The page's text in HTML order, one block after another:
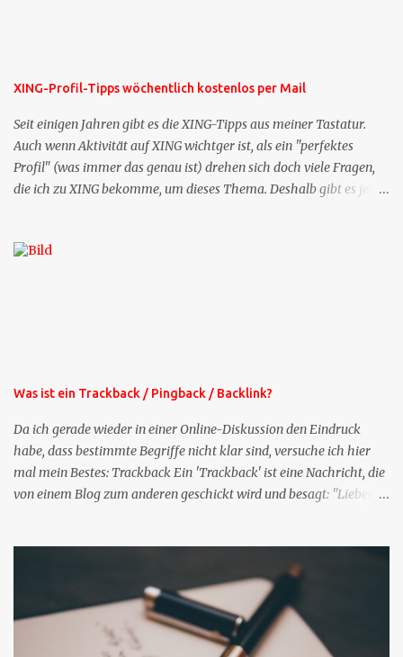
XING-Profil-Tipps wöchentlich kostenlos per Mail
Seit einigen Jahren gibt es die XING-Tipps aus meiner Tastatur.
Auch wenn Aktivität auf XING wichtger ist, als ein "perfektes
Profil" (was immer das genau ist) drehen sich doch viele Fragen,
die ich zu XING bekomme, um dieses Thema. Deshalb gibt es jetzt
bekommen Sie kostenlos eine weitere Folge. Die Startsequenz ist 16
Was ist ein Trackback / Pingback / Backlink?
Da ich gerade wieder in einer Online-Diskussion den Eindruck
habe, dass bestimmte Begriffe nicht klar sind, versuche ich hier
mal mein Bestes: Trackback Ein 'Trackback' ist eine Nachricht, die
von einem Blog zum anderen geschickt wird und besagt: "Lieber
was ich zu deinem Inhalt zu sagen hatte." Diese
Nachrichtenfunktion wird 'angestoßen' in dem 'mein' Blog an die
'TrackbackURL' des Anderen einen 'Ping' schickt, d.h. ein paar
Parameter übergibt (URL meines Eintrags, Kurzzitat meines